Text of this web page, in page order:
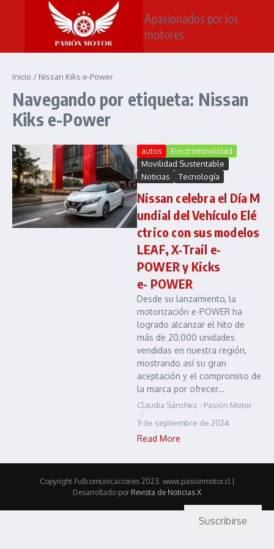
Saltar al contenido
Apasionados por los
motores.
Inicio / Nissan Kiks e-Power
Navegando por etiqueta: Nissan
Kiks e-Power
autos
Electromovilidad
Movilidad Sustentable
Noticias
Tecnología
Nissan celebra el Día M
undial del Vehículo Elé
ctrico con sus modelos
LEAF, X-Trail e-
POWER y Kicks
e- POWER
Desde su lanzamiento, la
motorización e-POWER ha
logrado alcanzar el hito de
más de 20,000 unidades
vendidas en nuestra región,
mostrando así su gran
aceptación y el compromiso de
la marca por ofrecer...
Claudia Sánchez - Pasión Motor
9 de septiembre de 2024
Read More
Copyright Fullcomunicaciones 2023. www.pasionmotor.cl |
Desarrollado por Revista de Noticias X
Suscribirse